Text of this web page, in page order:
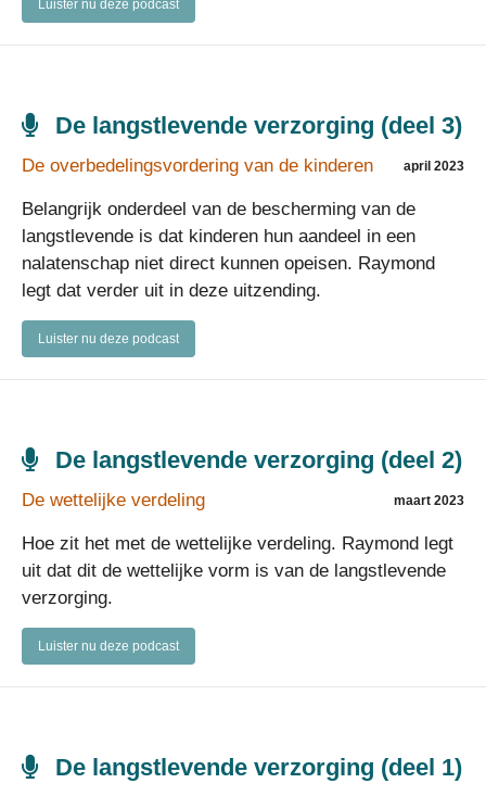
Luister nu deze podcast
De langstlevende verzorging (deel 3)
De overbedelingsvordering van de kinderen april 2023
Belangrijk onderdeel van de bescherming van de
langstlevende is dat kinderen hun aandeel in een
nalatenschap niet direct kunnen opeisen. Raymond
legt dat verder uit in deze uitzending.
Luister nu deze podcast
De langstlevende verzorging (deel 2)
De wettelijke verdeling maart 2023
Hoe zit het met de wettelijke verdeling. Raymond legt
uit dat dit de wettelijke vorm is van de langstlevende
verzorging.
Luister nu deze podcast
De langstlevende verzorging (deel 1)